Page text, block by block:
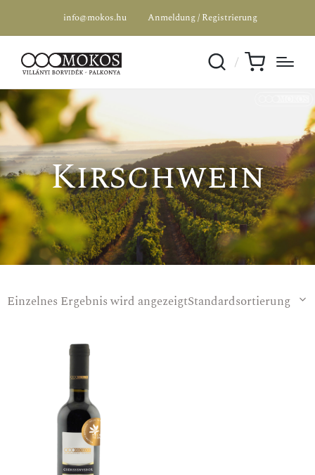
info@mokos.hu Anmeldung / Registrierung
Kirschwein
Einzelnes Ergebnis wird angezeigtStandardsortierung